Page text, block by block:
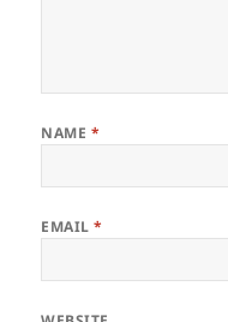
NAME *
EMAIL*